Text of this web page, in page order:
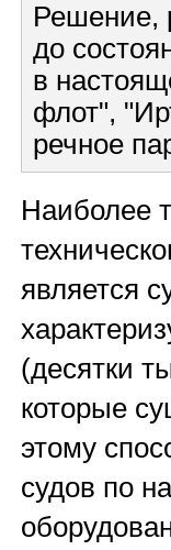
Решение,
до
в
флот",
речное
Наиболее
является
(десятки
которые
этому
судов по